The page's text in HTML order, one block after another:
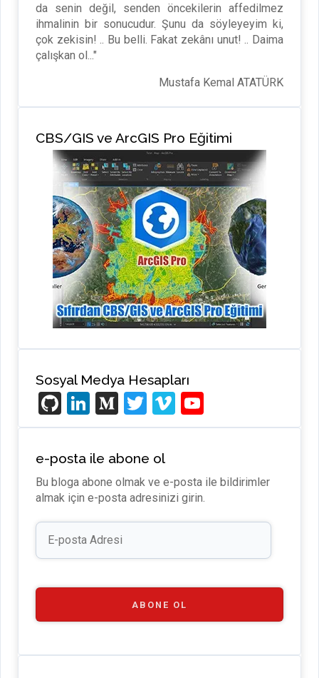
da senin değil, senden öncekilerin affedilmez
ihmalinin bir sonucudur. Şunu da söyleyeyim ki,
çok zekisin! .. Bu belli. Fakat zekânı unut! .. Daima
çalışkan ol..."
Mustafa Kemal ATATÜRK
CBS/GIS ve ArcGIS Pro Eğitimi
Sosyal Medya Hesapları
Gi
t
H
u
b
Li
n
ke
dI
n
M
e
di
u
m
T
wi
tt
er
Vi
m o
T
u
b
C
h
n
n
e-posta ile abone ol
Bu bloga abone olmak ve e-posta ile bildirimler
almak için e-posta adresinizi girin.
E-
posta
ABONE OL